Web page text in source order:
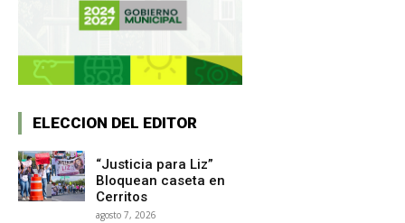
ELECCION DEL EDITOR
“Justicia para Liz”
Bloquean caseta en
Cerritos
agosto 7, 2026